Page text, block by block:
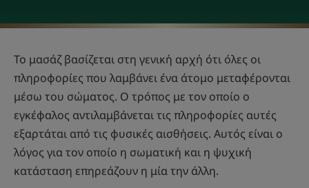
Το μασάζ βασίζεται στη γενική αρχή ότι όλες οι
πληροφορίες που λαμβάνει ένα άτομο μεταφέρονται
μέσω του σώματος. Ο τρόπος με τον οποίο ο
εγκέφαλος αντιλαμβάνεται τις πληροφορίες αυτές
εξαρτάται από τις φυσικές αισθήσεις. Αυτός είναι ο
λόγος για τον οποίο η σωματική και η ψυχική
κατάσταση επηρεάζουν η μία την άλλη.